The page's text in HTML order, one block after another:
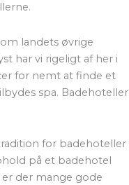
landets øvrige
har vi rigeligt af her i
for nemt at finde et
spa. Badehoteller
for badehoteller
på et badehotel
der mange gode